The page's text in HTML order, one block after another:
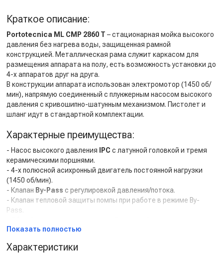
Краткое описание:
Portotecnica ML CMP 2860 T – стационарная мойка высокого
давления без нагрева воды, защищенная рамной
конструкцией. Металлическая рама служит каркасом для
размещения аппарата на полу, есть возможность установки до
4-х аппаратов друг на друга.
В конструкции аппарата использован электромотор (1450 об/
мин), напрямую соединенный с плунжерным насосом высокого
давления с кривошипно-шатунным механизмом. Пистолет и
шланг идут в стандартной комплектации.
Характерные преимущества:
- Насос высокого давления IPC с латунной головкой и тремя
керамическими поршнями.
- 4-х полюсной асихронный двигатель постоянной нагрузки
(1450 об/мин).
- Клапан By-Pass с регулировкой давления/потока.
- Клапан тепловой защиты помпы при работе в режиме By-
Pass.
- Входной фильтр тонкой очистки воды с высокой пропускной
- Металлическая рама с покрытием порошковой краской.
Показать полностью
Характеристики